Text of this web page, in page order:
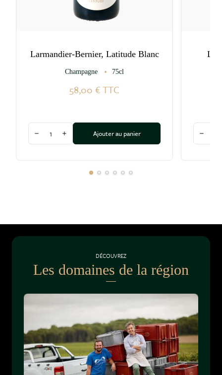
Larmandier-Bernier, Latitude Blanc
Champagne 75cl
58,00 €TTC
Diminuer la quantité
Augmenter la quantité
Ajouter au panier
DÉCOUVREZ
Les domaines de la région